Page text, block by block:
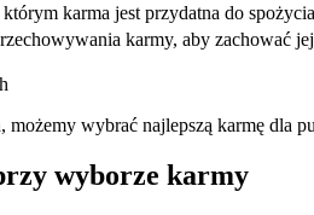
karma jest przydatna do spożycia
karmy, aby zachować
możemy wybrać najlepszą karmę dla
wyborze karmy